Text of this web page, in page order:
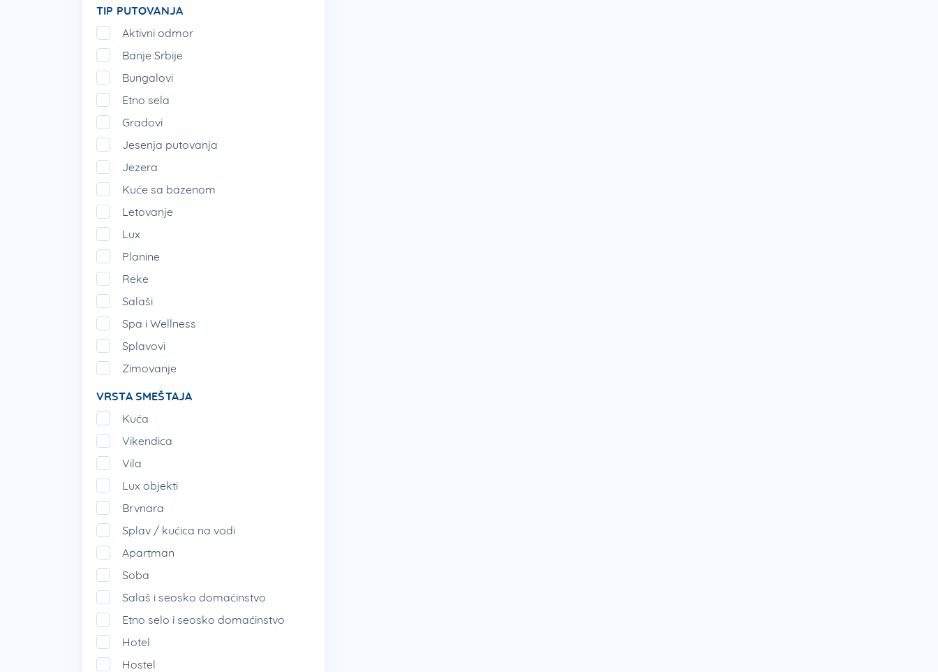
TIP PUTOVANJA
Aktivni odmor
Banje Srbije
Bungalovi
Etno sela
Gradovi
Jesenja putovanja
Jezera
Kuće sa bazenom
Letovanje
Lux
Planine
Reke
Salaši
Spa i Wellness
Splavovi
Zimovanje
VRSTA SMEŠTAJA
Kuća
Vikendica
Vila
Lux objekti
Brvnara
Splav / kućica na vodi
Apartman
Soba
Salaš i seosko domaćinstvo
Etno selo i seosko domaćinstvo
Hotel
Hostel